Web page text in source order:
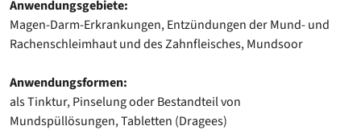
Anwendungsgebiete:
Magen-Darm-Erkrankungen, Entzündungen der Mund- und
Rachenschleimhaut und des Zahnfleisches, Mundsoor
Anwendungsformen:
als Tinktur, Pinselung oder Bestandteil von
Mundspüllösungen, Tabletten (Dragees)